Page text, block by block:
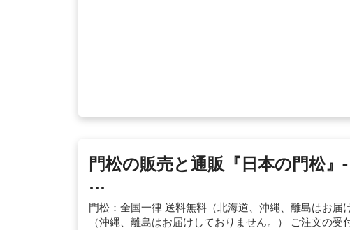
門松の販売と通販『日本の門松
…
門松：全国一律 送料無料（北海道、沖縄、離島はお
（沖縄、離島はお届けしておりません。） ご注文の受